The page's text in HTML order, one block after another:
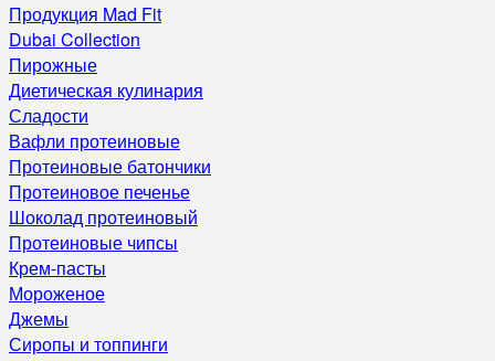
Продукция Mad Fit
Dubai Collection
Пирожные
Диетическая кулинария
Сладости
Вафли протеиновые
Протеиновые батончики
Протеиновое печенье
Шоколад протеиновый
Протеиновые чипсы
Крем-пасты
Мороженое
Джемы
Сиропы и топпинги